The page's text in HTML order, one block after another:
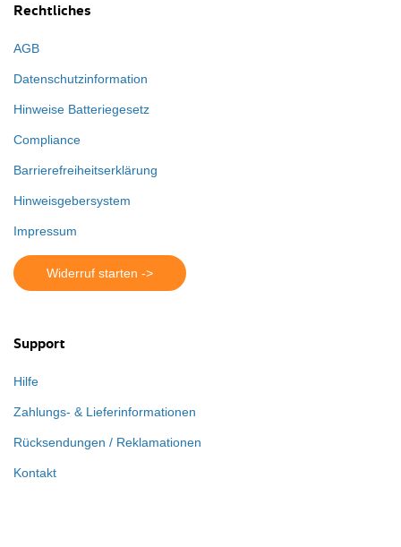
Rechtliches
AGB
Datenschutzinformation
Hinweise Batteriegesetz
Compliance
Barrierefreiheitserklärung
Hinweisgebersystem
Impressum
Widerruf starten ->
Support
Hilfe
Zahlungs- & Lieferinformationen
Rücksendungen / Reklamationen
Kontakt